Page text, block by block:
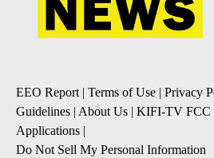
EEO Report| Terms of Use | Privacy
Guidelines | About Us | KIFI-TV FCC
Applications |
Do Not Sell My Personal Information